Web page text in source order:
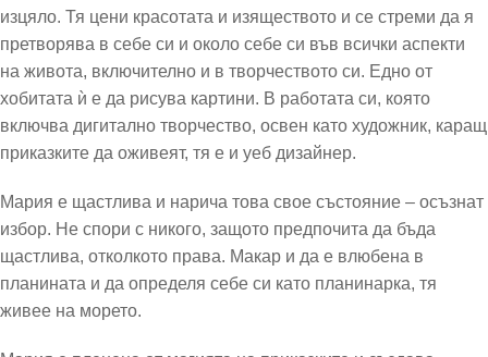
изцяло. Тя цени красотата и изяществото и се стреми да я
претворява в себе си и около себе си във всички аспекти
на живота, включително и в творчеството си. Едно от
хобитата ѝ е да рисува картини. В работата си, която
включва дигитално творчество, освен като художник, каращ
приказките да оживеят, тя е и уеб дизайнер.
Мария е щастлива и нарича това свое състояние – осъзнат
избор. Не спори с никого, защото предпочита да бъда
щастлива, отколкото права. Макар и да е влюбена в
планината и да определя себе си като планинарка, тя
живее на морето.